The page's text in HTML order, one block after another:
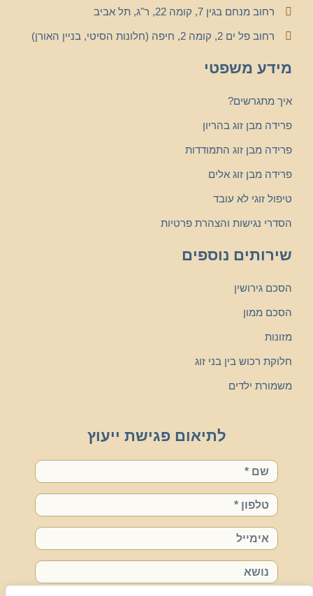
רחוב מנחם בגין 7, קומה 22, ר"ג, תל אביב
רחוב פל ים 2, קומה 2, חיפה (חלונות הסיטי, בניין האורן)
מידע משפטי
איך מתגרשים?
פרידה מבן זוג בהריון
פרידה מבן זוג התמודדות
פרידה מבן זוג אלים
טיפול זוגי לא עובד
הסדרי נגישות והצהרת פרטיות
שירותים נוספים
הסכם גירושין
הסכם ממון
מזונות
חלוקת רכוש בין בני זוג
משמורת ילדים
לתיאום פגישת ייעוץ
שם
טלפון
אימייל
נושא